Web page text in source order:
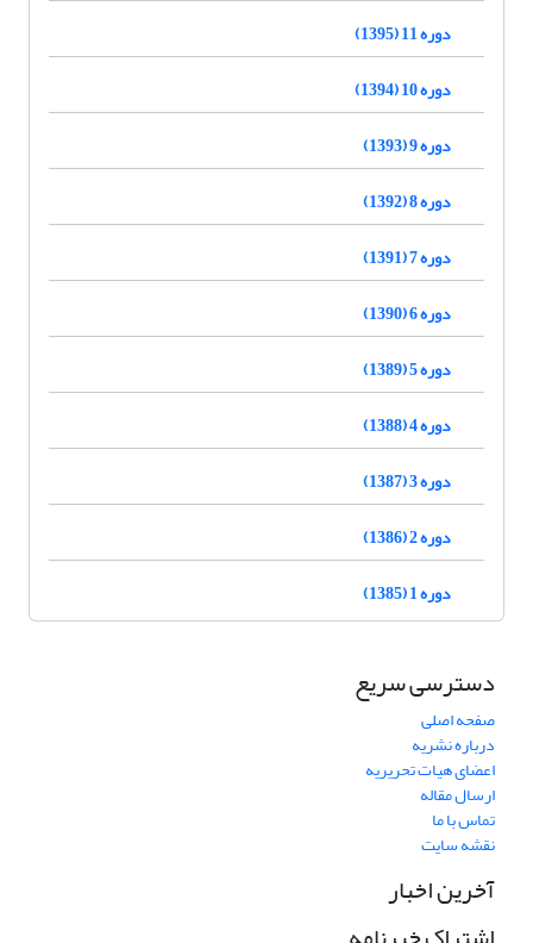
دوره 11 (1395)
دوره 10 (1394)
دوره 9 (1393)
دوره 8 (1392)
دوره 7 (1391)
دوره 6 (1390)
دوره 5 (1389)
دوره 4 (1388)
دوره 3 (1387)
دوره 2 (1386)
دوره 1 (1385)
دسترسی سریع
صفحه اصلی
درباره نشریه
اعضای هیات تحریریه
ارسال مقاله
تماس با ما
نقشه سایت
آخرین اخبار